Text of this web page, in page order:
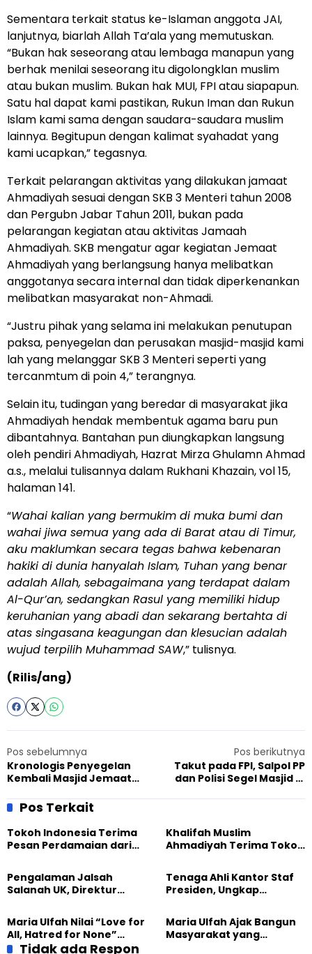
Sementara terkait status ke-Islaman anggota JAI,
lanjutnya, biarlah Allah Ta’ala yang memutuskan.
“Bukan hak seseorang atau lembaga manapun yang
berhak menilai seseorang itu digolongklan muslim
atau bukan muslim. Bukan hak MUI, FPI atau siapapun.
Satu hal dapat kami pastikan, Rukun Iman dan Rukun
Islam kami sama dengan saudara-saudara muslim
lainnya. Begitupun dengan kalimat syahadat yang
kami ucapkan,” tegasnya.
Terkait pelarangan aktivitas yang dilakukan jamaat
Ahmadiyah sesuai dengan SKB 3 Menteri tahun 2008
dan Pergubn Jabar Tahun 2011, bukan pada
pelarangan kegiatan atau aktivitas Jamaah
Ahmadiyah. SKB mengatur agar kegiatan Jemaat
Ahmadiyah yang berlangsung hanya melibatkan
anggotanya secara internal dan tidak diperkenankan
melibatkan masyarakat non-Ahmadi.
“Justru pihak yang selama ini melakukan penutupan
paksa, penyegelan dan perusakan masjid-masjid kami
lah yang melanggar SKB 3 Menteri seperti yang
tercanmtum di poin 4,” terangnya.
Selain itu, tudingan yang beredar di masyarakat jika
Ahmadiyah hendak membentuk agama baru pun
dibantahnya. Bantahan pun diungkapkan langsung
oleh pendiri Ahmadiyah, Hazrat Mirza Ghulamn Ahmad
a.s., melalui tulisannya dalam Rukhani Khazain, vol 15,
halaman 141.
“Wahai kalian yang bermukim di muka bumi dan
wahai jiwa semua yang ada di Barat atau di Timur,
aku maklumkan secara tegas bahwa kebenaran
hakiki di dunia hanyalah Islam, Tuhan yang benar
adalah Allah, sebagaimana yang terdapat dalam
Al-Qur’an, sedangkan Rasul yang memiliki hidup
keruhanian yang abadi dan sekarang bertahta di
atas singasana keagungan dan klesucian adalah
wujud terpilih Muhammad SAW,” tulisnya.
(Rilis/ang)
Pos sebelumnya
Kronologis Penyegelan
Kembali Masjid Jemaat
Tasikmalaya 29 Juni 2015
Pos berikutnya
Takut pada FPI, Salpol PP
dan Polisi Segel Masjid di
Pos Terkait
Tokoh Indonesia Terima
Pesan Perdamaian dari
Ahmadiyah
Khalifah Muslim
Ahmadiyah Terima Tokoh
Khusus di Islamabad
Pengalaman Jalsah
Salanah UK, Direktur
Kekuatan Kemanusiaan
Tenaga Ahli Kantor Staf
Presiden, Ungkap
Tergantikan di Jalsah
Salanah Internasional
Ahmadiyah UK
Maria Ulfah Nilai “Love for
All, Hatred for None”
Semakin Relevan di
Maria Ulfah Ajak Bangun
Masyarakat yang
Tidak ada Respon